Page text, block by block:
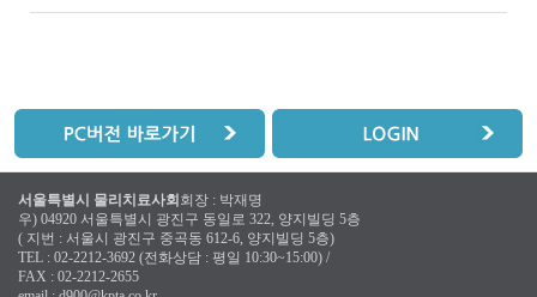
서울특별시 물리치료사회회장 : 박재명
우) 04920 서울특별시 광진구 동일로 322, 양지빌딩 5층
( 지번 : 서울시 광진구 중곡동 612-6, 양지빌딩 5층)
TEL : 02-2212-3692 (전화상담 : 평일 10:30~15:00) /
FAX : 02-2212-2655